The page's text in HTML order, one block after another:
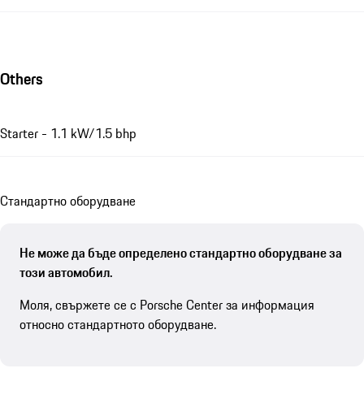
Others
Starter - 1.1 kW/1.5 bhp
Стандартно оборудване
Не може да бъде определено стандартно оборудване за
този автомобил.
Моля, свържете се с Porsche Center за информация
относно стандартното оборудване.